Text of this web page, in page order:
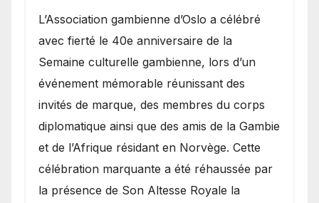
​L’Association gambienne d’Oslo a célébré
avec fierté le 40e anniversaire de la
Semaine culturelle gambienne, lors d’un
événement mémorable réunissant des
invités de marque, des membres du corps
diplomatique ainsi que des amis de la Gambie
et de l’Afrique résidant en Norvège. Cette
célébration marquante a été réhaussée par
la présence de Son Altesse Royale la